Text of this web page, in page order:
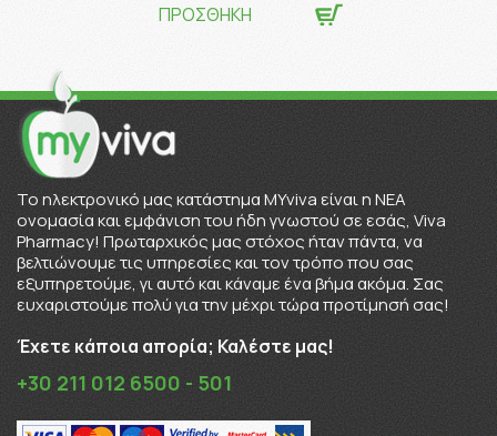
ΠΡΟΣΘΗΚΗ
To ηλεκτρονικό μας κατάστημα MYviva είναι η ΝΕΑ
ονομασία και εμφάνιση του ήδη γνωστού σε εσάς, Viva
Pharmacy! Πρωταρχικός μας στόχος ήταν πάντα, να
βελτιώνουμε τις υπηρεσίες και τον τρόπο που σας
εξυπηρετούμε, γι αυτό και κάναμε ένα βήμα ακόμα. Σας
ευχαριστούμε πολύ για την μέχρι τώρα προτίμησή σας!
Έχετε κάποια απορία; Καλέστε μας!
+30 211 012 6500 - 501